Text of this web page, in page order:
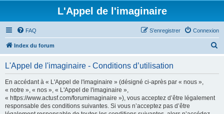
L'Appel de l'imaginaire
FAQ Connexion
S’enregistrer
Index du forum
L'Appel de l'imaginaire - Conditions d’utilisation
En accédant à « L'Appel de l'imaginaire » (désigné ci-après par « nous »,
« notre », « nos », « L'Appel de l'imaginaire »,
« https://www.actusf.com/forumimaginaire »), vous acceptez d’être légalement
responsable des conditions suivantes. Si vous n’acceptez pas d’être